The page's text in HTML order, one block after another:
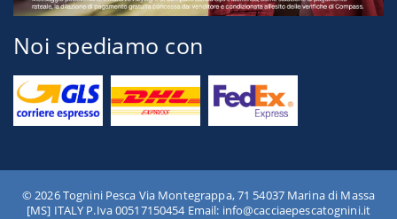
Noi spediamo con
© 2026 Tognini Pesca Via Montegrappa, 71 54037 Marina di Massa
[MS] ITALY P.Iva 00517150454 Email: info@cacciaepescatognini.it